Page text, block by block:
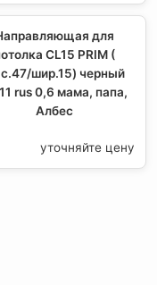
для
CL15 PRIM (
шир.15) черный
rus 0,6 мама, папа,
Албес
уточняйте цену